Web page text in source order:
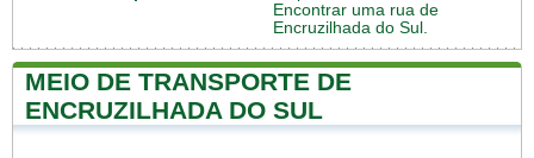
Encontrar uma rua de
Encruzilhada do Sul.
MEIO DE TRANSPORTE DE
ENCRUZILHADA DO SUL